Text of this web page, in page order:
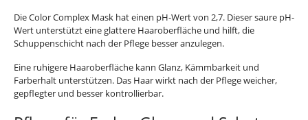
Die Color Complex Mask hat einen pH-Wert von 2,7. Dieser saure pH-
Wert unterstützt eine glattere Haaroberfläche und hilft, die
Schuppenschicht nach der Pflege besser anzulegen.
Eine ruhigere Haaroberfläche kann Glanz, Kämmbarkeit und
Farberhalt unterstützen. Das Haar wirkt nach der Pflege weicher,
gepflegter und besser kontrollierbar.